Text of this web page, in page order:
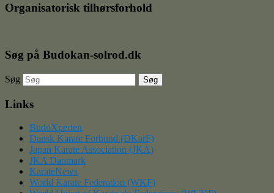
Organisatorisk tilhørsforhold
Søg på Budokan-solrod.dk
Søg
Links
BudoXperten
Dansk Karate Forbund (DKarF)
Japan Karate Association (JKA)
JKA Danmark
KarateNews
World Karate Federation (WKF)